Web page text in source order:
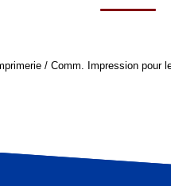
/ Comm. Impression pour